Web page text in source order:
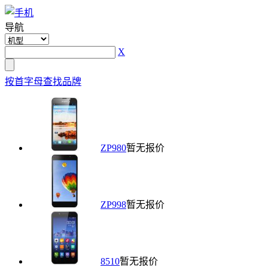
导航
X
按首字母查找品牌
ZP980暂无报价
ZP998暂无报价
8510暂无报价